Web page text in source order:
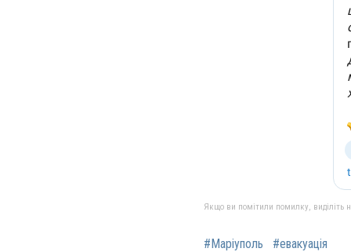
Якщо ви помітили помилку, виділіть
#Маріуполь #евакуація